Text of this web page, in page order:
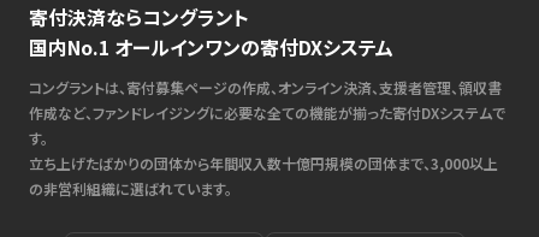
寄付決済ならコングラント
国内No.1 オールインワンの寄付DXシステム
コングラントは、寄付募集ページの作成、オンライン決済、支援者管理、領収書
作成など、ファンドレイジングに必要な全ての機能が揃った寄付DXシステムで
す。
立ち上げたばかりの団体から年間収入数十億円規模の団体まで、3,000以上
の非営利組織に選ばれています。